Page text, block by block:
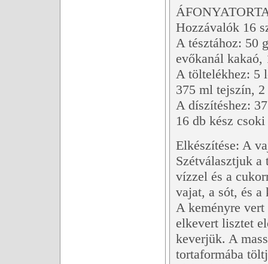
Hozzávalók 16
A tésztához: 50
evőkanál kakaó,
A töltelékhez: 5
375 ml tejszín,
A díszítéshez:
16 db kész
Elkészítése: A
Szétválasztjuk a
vízzel és a
vajat, a sót, és
A keményre
elkevert lisztet
keverjük. A
tortaformába